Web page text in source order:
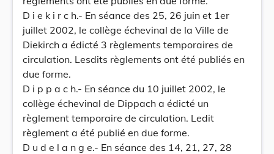
D i e k i r c h.- En séance des 25, 26 juin et 1er
juillet 2002, le collège échevinal de la Ville de
Diekirch a édicté 3 règlements temporaires de
circulation. Lesdits règlements ont été publiés en
due forme.
D i p p a c h.- En séance du 10 juillet 2002, le
collège échevinal de Dippach a édicté un
règlement temporaire de circulation. Ledit
règlement a été publié en due forme.
D u d e l a n g e.- En séance des 14, 21, 27, 28